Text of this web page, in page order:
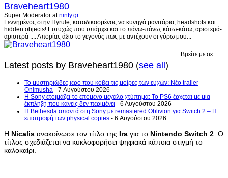
Braveheart1980
Super Moderator atninty.gr
Γεννημένος στην Hyrule, καταδικασμένος να κυνηγά μανιτάρια, headshots και
hidden objects! Ευτυχώς που υπάρχει και το πάνω-πάνω, κάτω-κάτω, αριστερά-
αριστερά .... Απορίας άξιο το γεγονός πως με αντέχουν οι γύρω μου...
Βρείτε με σε
Latest posts by Braveheart1980 (see all)
Το μυστηριώδες ιερό που κόβει τις μοίρες των ευχών: Νέο trailer
Onimusha - 7 Αυγούστου 2026
Η Sony ετοιμάζει το επόμενο μεγάλο χτύπημα: Το PS6 έρχεται με μια
έκπληξη που κανείς δεν περιμένει - 6 Αυγούστου 2026
Η Bethesda απαντά στη Sony με remastered Oblivion για Switch 2 – Η
επιστροφή των physical copies - 6 Αυγούστου 2026
Η Nicalis ανακοίνωσε τον τίτλο της Ira για το Nintendo Switch 2 . Ο
τίτλος σχεδιάζεται να κυκλοφορήσει ψηφιακά κάποια στιγμή το
καλοκαίρι.